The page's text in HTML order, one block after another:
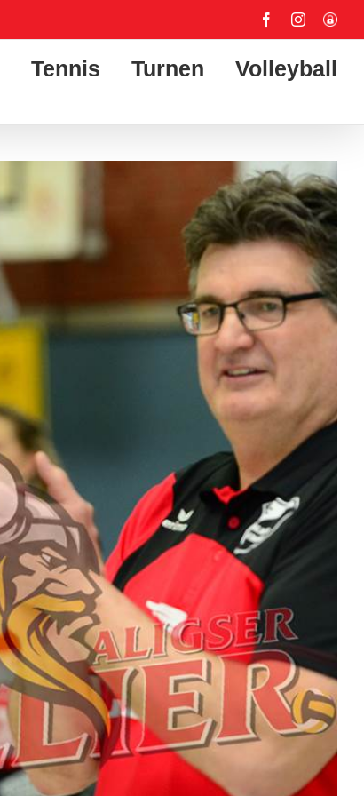
FacebookInstagram
User-
Tennis Turnen Volleyball